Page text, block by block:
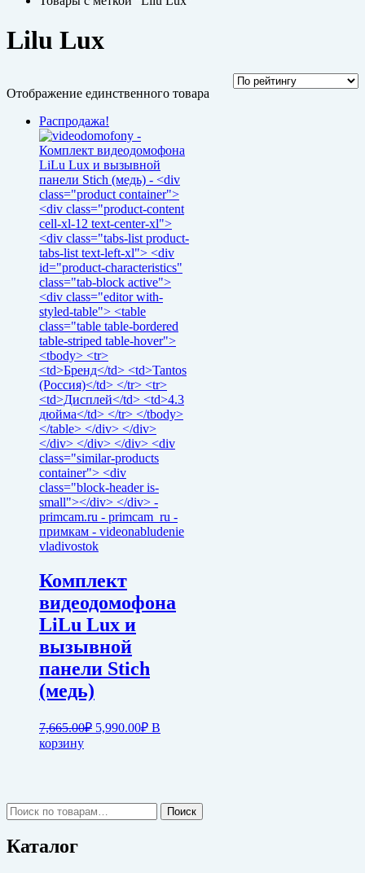
Lilu Lux
Отображение единственного товара
Распродажа!
Комплект
видеодомофона
LiLu Lux и
вызывной
панели Stich
(медь)
7,665.00₽ Первоначальная
5,990.00₽Текущая
В
корзину
Искать: Поиск
Каталог